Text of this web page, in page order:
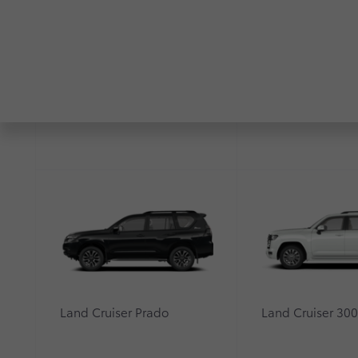
Land Cruiser Prado Land Cruiser 300
1998−2007. Первый из лучших
2008−2020. Внедорожник с комфортом